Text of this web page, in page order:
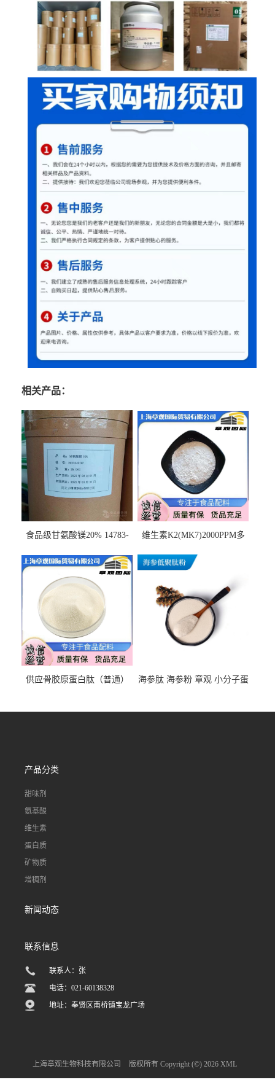
相关产品：
食品级甘氨酸镁20% 14783-
饮料 20%
维生素K2(MK7)2000PPM多
应
供应骨胶原蛋白肽（普通）
海参肽 海参粉 章观 小分子蛋
产品分类
甜味剂
氨基酸
维生素
蛋白质
矿物质
增稠剂
新闻动态
联系信息
联系人：张
电话：021-60138328
地址：奉贤区南桥镇宝龙广场
上海章观生物科技有限公司 版权所有 Copyright (©) 2026 XML